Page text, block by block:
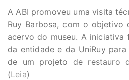
A ABI promoveu uma visita
Ruy Barbosa, com o objetivo
acervo do museu. A
da entidade e da UniRuy
de um projeto de restauro
(Leia)